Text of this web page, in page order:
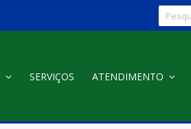
SERVIÇOS ATENDIMENTO